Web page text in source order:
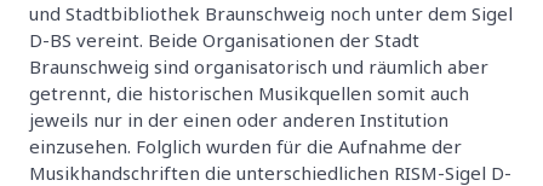
und Stadtbibliothek Braunschweig noch unter dem Sigel
D-BS vereint. Beide Organisationen der Stadt
Braunschweig sind organisatorisch und räumlich aber
getrennt, die historischen Musikquellen somit auch
jeweils nur in der einen oder anderen Institution
einzusehen. Folglich wurden für die Aufnahme der
Musikhandschriften die unterschiedlichen RISM-Sigel D-